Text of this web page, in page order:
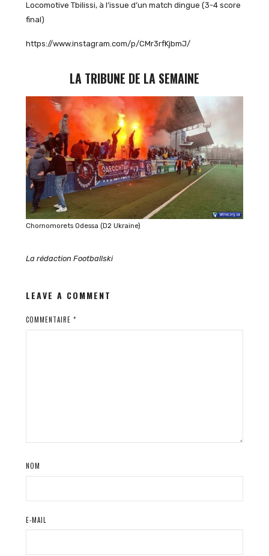
Locomotive Tbilissi, à l’issue d’un match dingue (3-4 score
final)
https://www.instagram.com/p/CMr3rfKjbmJ/
LA TRIBUNE DE LA SEMAINE
Chornomorets Odessa (D2 Ukraine)
La rédaction Footballski
LEAVE A COMMENT
COMMENTAIRE *
NOM
E-MAIL